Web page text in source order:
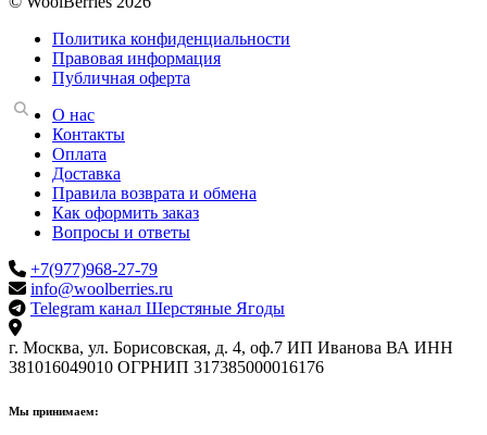
Политика конфиденциальности
Правовая информация
Публичная оферта
О нас
Контакты
Оплата
Доставка
Правила возврата и обмена
Как оформить заказ
Вопросы и ответы
+7(977)968-27-79
info@woolberries.ru
Telegram канал Шерстяные Ягоды
г. Москва, ул. Борисовская, д. 4, оф.7 ИП Иванова ВА ИНН
381016049010 ОГРНИП 317385000016176
Мы принимаем: